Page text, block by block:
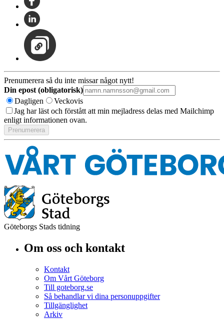
Prenumerera så du inte missar något nytt!
Din epost (obligatorisk)
Dagligen
Veckovis
Jag har läst och förstått att min mejladress delas med Mailchimp
enligt informationen ovan.
Göteborgs Stads tidning
Om oss och kontakt
Kontakt
Om Vårt Göteborg
Till goteborg.se
Så behandlar vi dina personuppgifter
Tillgänglighet
Arkiv